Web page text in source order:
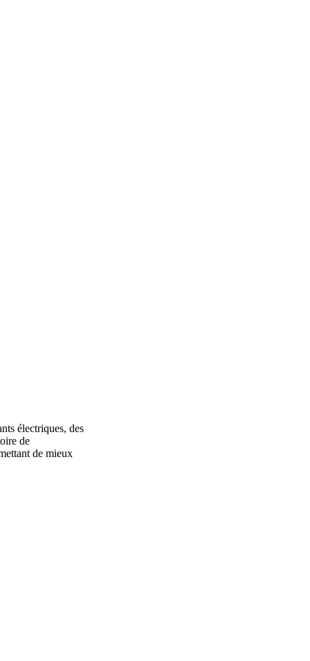
électriques, des
de
de mieux